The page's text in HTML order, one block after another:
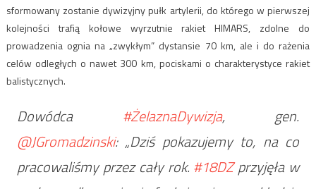
sformowany zostanie dywizyjny pułk artylerii, do którego w pierwszej
kolejności trafią kołowe wyrzutnie rakiet HIMARS, zdolne do
prowadzenia ognia na „zwykłym” dystansie 70 km, ale i do rażenia
celów odległych o nawet 300 km, pociskami o charakterystyce rakiet
balistycznych.
Dowódca #ŻelaznaDywizja, gen.
@JGromadzinski: „Dziś pokazujemy to, na co
pracowaliśmy przez cały rok. #18DZprzyjęła w